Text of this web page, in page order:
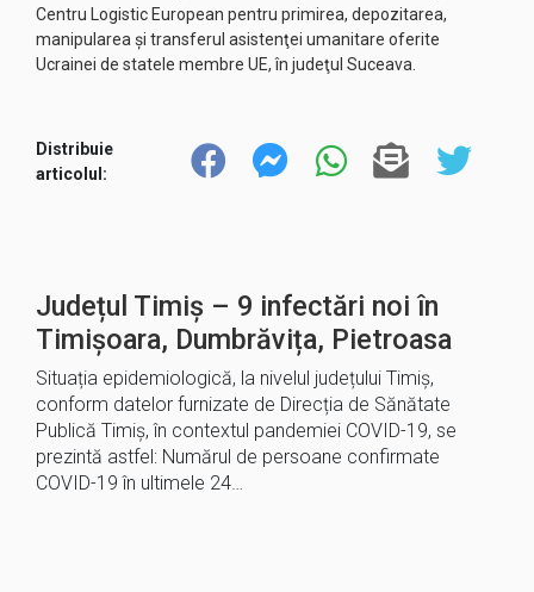
Centru Logistic European pentru primirea, depozitarea,
manipularea şi transferul asistenţei umanitare oferite
Ucrainei de statele membre UE, în judeţul Suceava.
Distribuie
articolul:
Județul Timiș – 9 infectări noi în
Timișoara, Dumbrăvița, Pietroasa
Situația epidemiologică, la nivelul județului Timiș,
conform datelor furnizate de Direcția de Sănătate
Publică Timiș, în contextul pandemiei COVID-19, se
prezintă astfel: Numărul de persoane confirmate
COVID-19 în ultimele 24…